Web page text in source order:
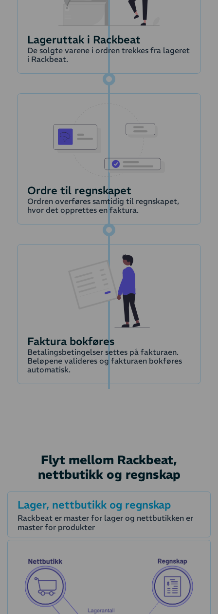
automatiseres, slik at
du kan fokusere på
Lageruttak i Rackbeat
De solgte varene i ordren trekkes fra lageret
i Rackbeat.
Ordre til regnskapet
Ordren overføres samtidig til regnskapet,
hvor det opprettes en faktura.
Faktura bokføres
Betalingsbetingelser settes på fakturaen.
Beløpene valideres og fakturaen bokføres
automatisk.
Flyt mellom Rackbeat,
nettbutikk og regnskap
Lager, nettbutikk og regnskap
Rackbeat er master for lager og nettbutikken er
master for produkter